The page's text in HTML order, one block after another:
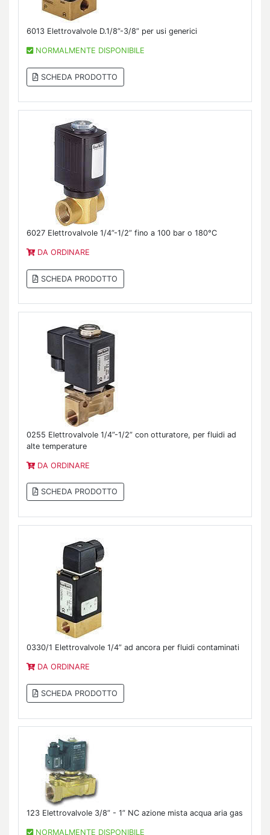
6013 Elettrovalvole D.1/8”-3/8” per usi generici
NORMALMENTE DISPONIBILE
SCHEDA PRODOTTO
6027 Elettrovalvole 1/4”-1/2” fino a 100 bar o 180°C
DA ORDINARE
SCHEDA PRODOTTO
0255 Elettrovalvole 1/4”-1/2” con otturatore, per fluidi ad
alte temperature
DA ORDINARE
SCHEDA PRODOTTO
0330/1 Elettrovalvole 1/4” ad ancora per fluidi contaminati
DA ORDINARE
SCHEDA PRODOTTO
123 Elettrovalvole 3/8” - 1” NC azione mista acqua aria gas
NORMALMENTE DISPONIBILE